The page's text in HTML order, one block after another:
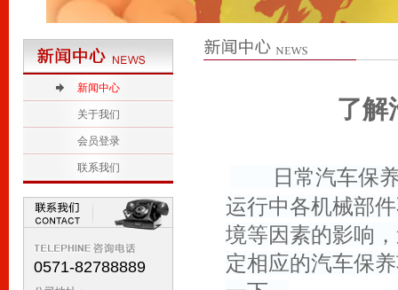
5
3
新闻中心
关于我们
会员登录
联系我们
0571-82788889
了解
日常汽车保养
运行中各机械部
境等因素的影响
定相应的汽车保